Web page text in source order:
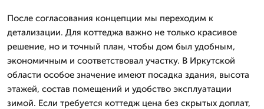
После согласования концепции мы переходим к
детализации. Для коттеджа важно не только красивое
решение, но и точный план, чтобы дом был удобным,
экономичным и соответствовал участку. В Иркутской
области особое значение имеют посадка здания, высота
этажей, состав помещений и удобство эксплуатации
зимой. Если требуется коттедж цена без скрытых доплат,